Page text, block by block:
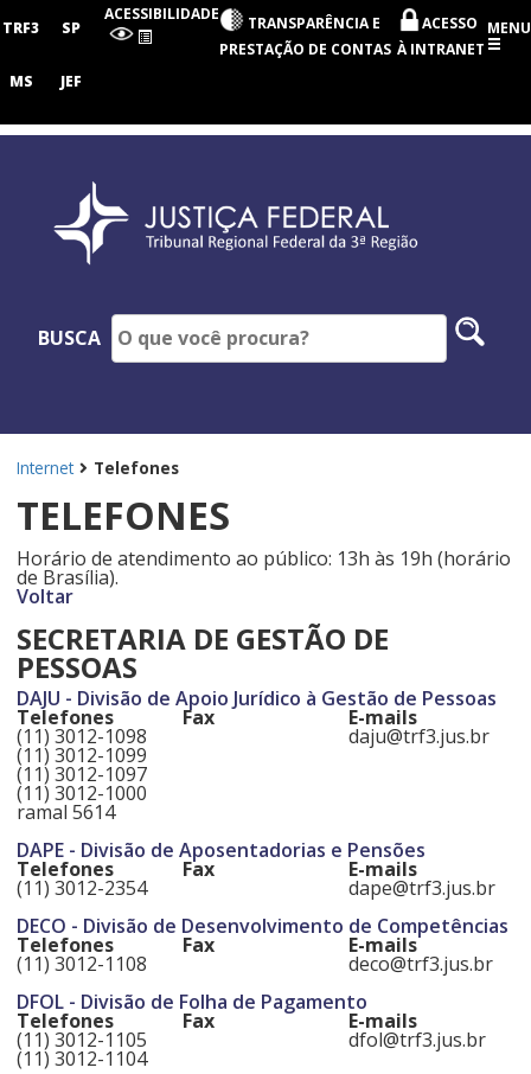
Regional
3ª
TRF3 SP
MS JEF
ACESSIBILIDADE
TRANSPARÊNCIA E
PRESTAÇÃO DE CONTAS
ACESSO
À INTRANET
MENU
BUSCA
Internet Telefones
TELEFONES
Horário de atendimento ao público: 13h às 19h (horário
de Brasília).
Voltar
SECRETARIA DE GESTÃO DE
PESSOAS
DAJU - Divisão de Apoio Jurídico à Gestão de Pessoas
Telefones
(11) 3012-1098
(11) 3012-1099
(11) 3012-1097
(11) 3012-1000
ramal 5614
Fax E-mails
daju@trf3.jus.br
DAPE - Divisão de Aposentadorias e Pensões
Telefones
(11) 3012-2354
Fax E-mails
dape@trf3.jus.br
DECO - Divisão de Desenvolvimento de Competências
Telefones
(11) 3012-1108
Fax E-mails
deco@trf3.jus.br
DFOL - Divisão de Folha de Pagamento
Telefones
(11) 3012-1105
(11) 3012-1104
Fax E-mails
dfol@trf3.jus.br